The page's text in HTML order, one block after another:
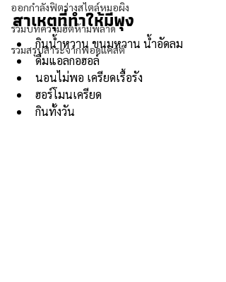
ออกกำลังฟิตร่างสไตล์หมอผิง
รวมบทความฮิตห้ามพลาด
รวมสรุปสาระจากพอดแคสต์
สาเหตุที่ทำให้มีพุง
กินน้ำหวาน ขนมหวาน น้ำอัดลม
ดื่มแอลกอฮอล์
นอนไม่พอ เครียดเรื้อรัง
ฮอร์โมนเครียด
กินทั้งวัน